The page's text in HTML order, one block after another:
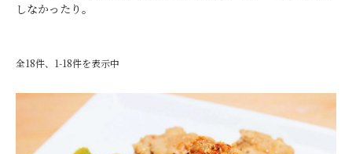
しなかったり。
全18件、1-18件を表示中